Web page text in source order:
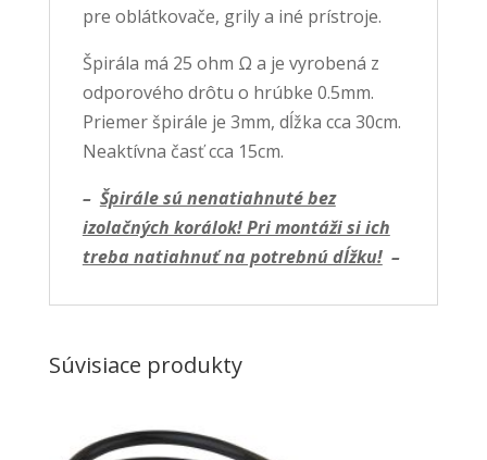
pre oblátkovače, grily a iné prístroje.
Špirála má 25 ohm Ω a je vyrobená z
odporového drôtu o hrúbke 0.5mm.
Priemer špirále je 3mm, dĺžka cca 30cm.
Neaktívna časť cca 15cm.
– Špirále sú nenatiahnuté bez
izolačných korálok! Pri montáži si ich
treba natiahnuť na potrebnú dĺžku!–
Súvisiace produkty